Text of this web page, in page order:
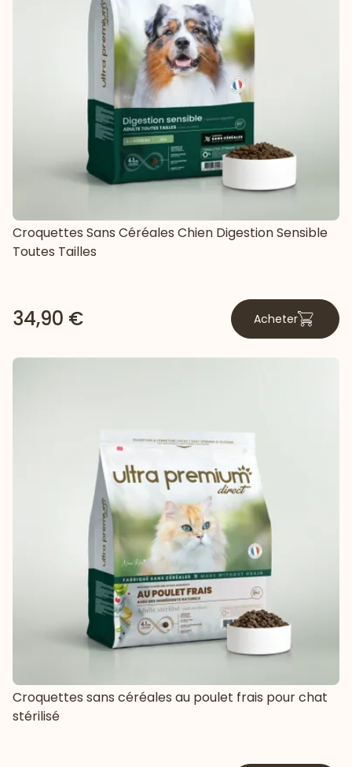
Croquettes Sans Céréales Chien Digestion Sensible
Toutes Tailles
34,90 € Acheter
Croquettes sans céréales au poulet frais pour chat
stérilisé